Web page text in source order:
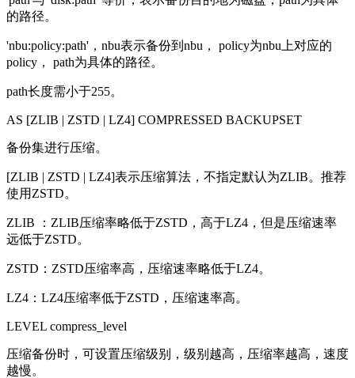
的路径。
'nbu:policy:path'，nbu表示备份到nbu， policy为nbu上对应的
policy， path为具体的路径。
path长度需小于255。
AS [ZLIB | ZSTD | LZ4] COMPRESSED BACKUPSET
备份集进行压缩。
[ZLIB | ZSTD | LZ4]表示压缩算法，不指定默认为ZLIB。推荐
使用ZSTD。
ZLIB ：ZLIB压缩率略低于ZSTD，高于LZ4，但是压缩速率
远低于ZSTD。
ZSTD：ZSTD压缩率高，压缩速率略低于LZ4。
LZ4：LZ4压缩率低于ZSTD，压缩速率高。
LEVEL compress_level
压缩备份时，可设置压缩级别，级别越高，压缩率越高，速度
越慢。